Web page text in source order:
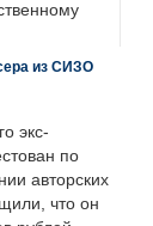
из СИЗО
экс-
по
авторских
что он